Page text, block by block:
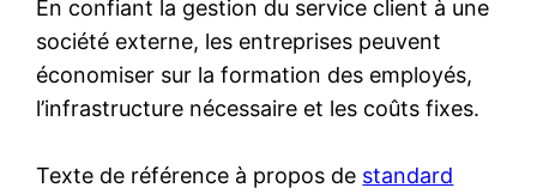
En confiant la gestion du service client à une
société externe, les entreprises peuvent
économiser sur la formation des employés,
l’infrastructure nécessaire et les coûts fixes.
Texte de référence à propos de standard